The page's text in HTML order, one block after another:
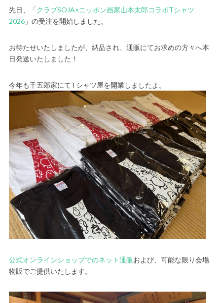
先日、「クラブSOJA×ニッポン画家山本太郎コラボTシャツ
2026」の受注を開始しました。
お待たせいたしましたが、納品され、通販にてお求めの方々へ本
日発送いたしました！
今年も千五郎家にてTシャツ屋を開業しましたよ。
公式オンラインショップでのネット通販および、可能な限り会場
物販でご提供いたします。